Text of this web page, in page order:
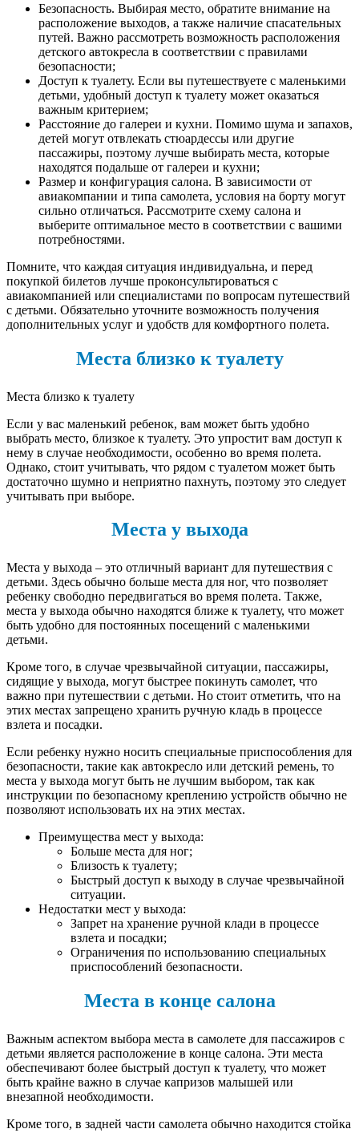
Безопасность. Выбирая место, обратите внимание на
расположение выходов, а также наличие спасательных
путей. Важно рассмотреть возможность расположения
детского автокресла в соответствии с правилами
безопасности;
Доступ к туалету. Если вы путешествуете с маленькими
детьми, удобный доступ к туалету может оказаться
важным критерием;
Расстояние до галереи и кухни. Помимо шума и запахов,
детей могут отвлекать стюардессы или другие
пассажиры, поэтому лучше выбирать места, которые
находятся подальше от галереи и кухни;
Размер и конфигурация салона. В зависимости от
авиакомпании и типа самолета, условия на борту могут
сильно отличаться. Рассмотрите схему салона и
выберите оптимальное место в соответствии с вашими
потребностями.
Помните, что каждая ситуация индивидуальна, и перед
покупкой билетов лучше проконсультироваться с
авиакомпанией или специалистами по вопросам путешествий
с детьми. Обязательно уточните возможность получения
дополнительных услуг и удобств для комфортного полета.
Места близко к туалету
Места близко к туалету
Если у вас маленький ребенок, вам может быть удобно
выбрать место, близкое к туалету. Это упростит вам доступ к
нему в случае необходимости, особенно во время полета.
Однако, стоит учитывать, что рядом с туалетом может быть
достаточно шумно и неприятно пахнуть, поэтому это следует
учитывать при выборе.
Места у выхода
Места у выхода – это отличный вариант для путешествия с
детьми. Здесь обычно больше места для ног, что позволяет
ребенку свободно передвигаться во время полета. Также,
места у выхода обычно находятся ближе к туалету, что может
быть удобно для постоянных посещений с маленькими
детьми.
Кроме того, в случае чрезвычайной ситуации, пассажиры,
сидящие у выхода, могут быстрее покинуть самолет, что
важно при путешествии с детьми. Но стоит отметить, что на
этих местах запрещено хранить ручную кладь в процессе
взлета и посадки.
Если ребенку нужно носить специальные приспособления для
безопасности, такие как автокресло или детский ремень, то
места у выхода могут быть не лучшим выбором, так как
инструкции по безопасному креплению устройств обычно не
позволяют использовать их на этих местах.
Преимущества мест у выхода:
Больше места для ног;
Близость к туалету;
Быстрый доступ к выходу в случае чрезвычайной
ситуации.
Недостатки мест у выхода:
Запрет на хранение ручной клади в процессе
взлета и посадки;
Ограничения по использованию специальных
приспособлений безопасности.
Места в конце салона
Важным аспектом выбора места в самолете для пассажиров с
детьми является расположение в конце салона. Эти места
обеспечивают более быстрый доступ к туалету, что может
быть крайне важно в случае капризов малышей или
внезапной необходимости.
Кроме того, в задней части самолета обычно находится стойка